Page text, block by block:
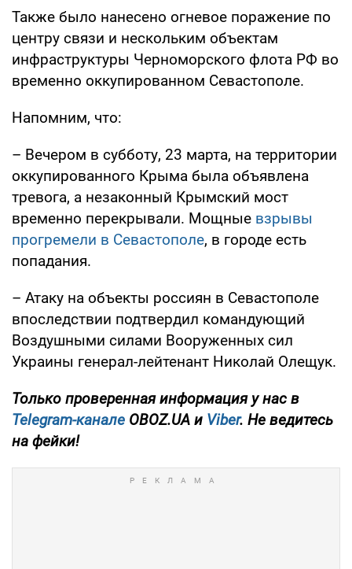
Также было нанесено огневое поражение по
центру связи и нескольким объектам
инфраструктуры Черноморского флота РФ во
временно оккупированном Севастополе.
Напомним, что:
– Вечером в субботу, 23 марта, на территории
оккупированного Крыма была объявлена
тревога, а незаконный Крымский мост
временно перекрывали. Мощные взрывы
прогремели в Севастополе, в городе есть
попадания.
– Атаку на объекты россиян в Севастополе
впоследствии подтвердил командующий
Воздушными силами Вооруженных сил
Украины генерал-лейтенант Николай Олещук.
Только проверенная информация у нас в
Telegram-канале OBOZ.UA и Viber. Не ведитесь
на фейки!